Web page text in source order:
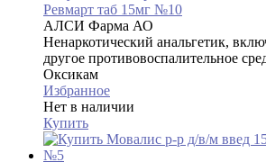
Ревмарт таб 15мг №10
АЛСИ Фарма АО
Ненаркотический анальгетик,
другое противовоспалительное
Оксикам
Избранное
Нет в наличии
Купить